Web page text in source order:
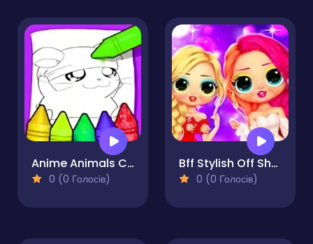
Anime Animals Coloring Pages
0 (0 Голосів)
Bff Stylish Off Shoulder Outfits
0 (0 Голосів)